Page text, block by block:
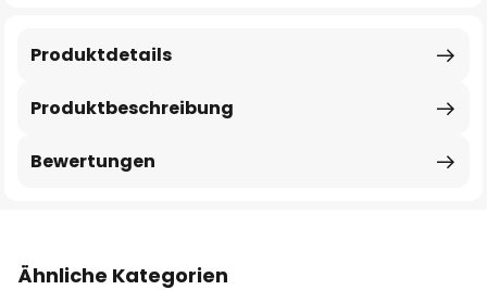
Produktbeschreibung
Produktdetails
Bewertungen
Ähnliche Kategorien